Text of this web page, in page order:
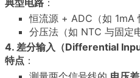
恒流源 + ADC（如 1mA
分压法（如 NTC 与固定
4. 差分输入（Differential
特点 ：